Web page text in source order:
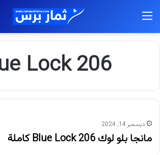
Lock 206
ديسمبر 14, 2024
مانجا بلو لوك Blue Lock 206 كاملة